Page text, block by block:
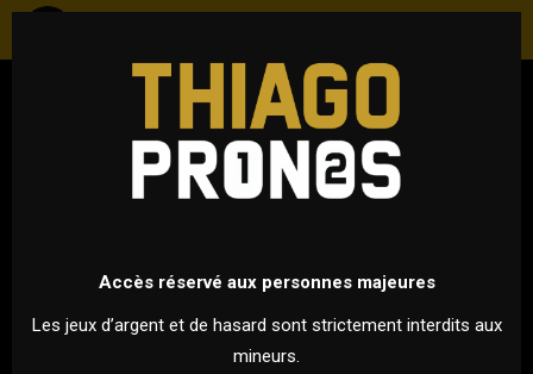
HOCKEY
NHL - SAISON RÉGULIÈRE
11 FÉVRIER 2023 À 21H30
VS
Accès réservé aux personnes majeures
Les jeux d’argent et de hasard sont strictement interdits aux
mineurs.